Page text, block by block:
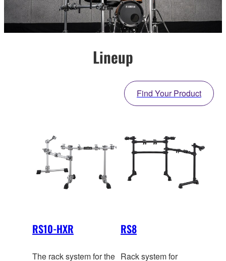
Lineup
Find Your Product
RS10-HXR
The rack system for the
RS8
Rack system for